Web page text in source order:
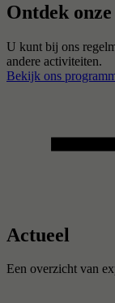
Ontdek
U kunt bij ons
andere activiteiten.
Bekijk ons
Actueel
Een overzicht van